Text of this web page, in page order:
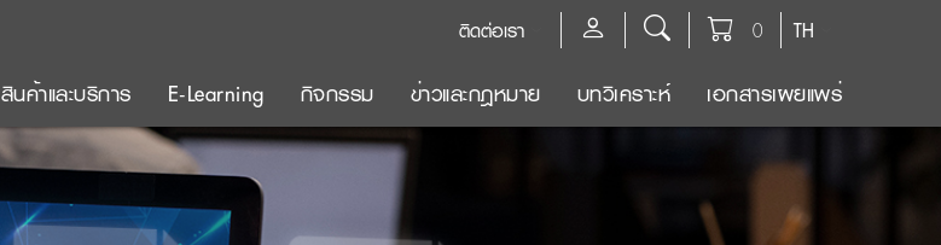
TH
0
ติดต่อเรา
สินค้าและบริการ E-Learning กิจกรรม ข่าวและกฎหมาย บทวิเคราะห์ เอกสารเผยแพร่